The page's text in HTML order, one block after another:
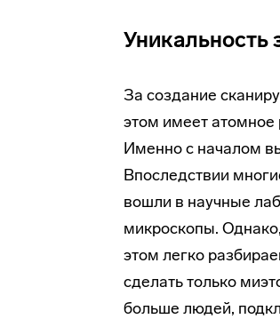
Уникальность
За создание
этом имеет атомное
Именно с началом
Впоследствии
вошли в научные
микроскопы.
этом легко
сделать только
больше людей,